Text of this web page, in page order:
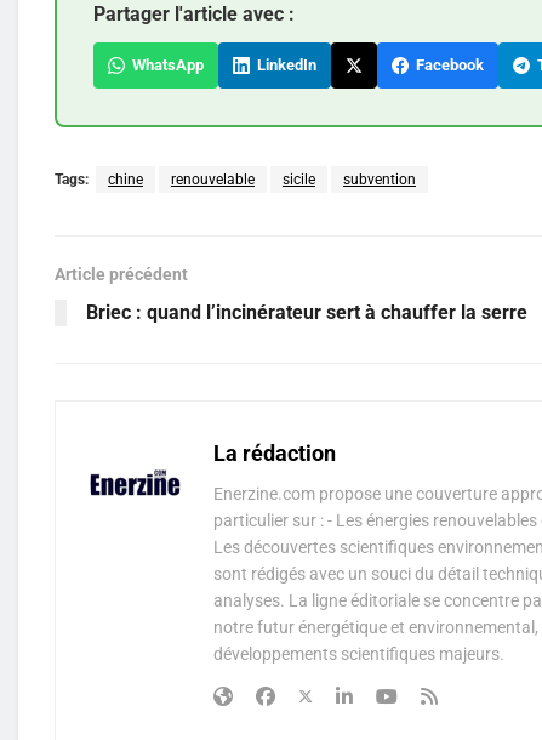
Partager l'article avec :
WhatsApp LinkedIn Facebook
Tags: chine renouvelable sicile subvention
Article précédent
Briec : quand l’incinérateur sert à chauffer la serre
La rédaction
Enerzine.com propose une couverture
particulier sur : - Les énergies
Les découvertes scientifiques
sont rédigés avec un souci du détail
analyses. La ligne éditoriale se concentre
notre futur énergétique et
développements scientifiques majeurs.